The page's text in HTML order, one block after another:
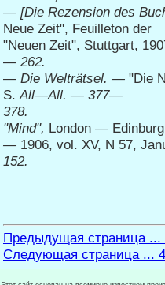
— [Die Rezension des
Neue Zeit", Feuilleton der
"Neuen Zeit", Stuttgart,
— 262.
— Die Welträtsel. — "Die
S.All—All. — 377—
378.
"Mind", London —
— 1906, vol. XV, N 57,
152.
Предыдущая страница ...
Следующая страница ...